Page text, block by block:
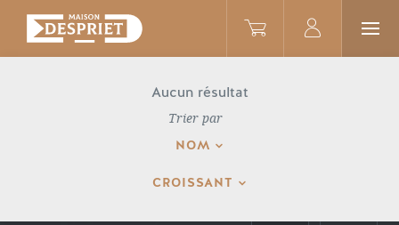
Aucun résultat
Trier par
NOM
CROISSANT